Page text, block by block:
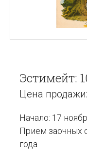
Эстимейт:
Цена
Начало: 17
Прием заочных
года